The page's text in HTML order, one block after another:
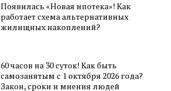
Появилась «Новая ипотека»! Как
работает схема альтернативных
жилищных накоплений?
60 часов на 30 суток! Как быть
самозанятым с 1 октября 2026 года?
Закон, сроки и мнения людей